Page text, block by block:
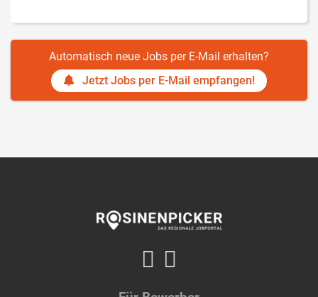
Automatisch neue Jobs per E-Mail erhalten?
Jetzt Jobs per E-Mail empfangen!